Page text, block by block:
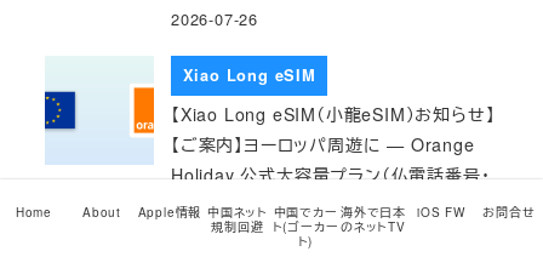
2026-07-26
Xiao Long eSIM
【Xiao Long eSIM（小龍eSIM）お知らせ】
【ご案内】ヨーロッパ周遊に — Orange
Holiday 公式大容量プラン（仏電話番号・
域内通話無制限つき）
Home About Apple情報 中国ネット
規制回避
中国でカー
ト(ゴーカー
ト)
海外で日本
のネットTV
iOS FW お問合せ